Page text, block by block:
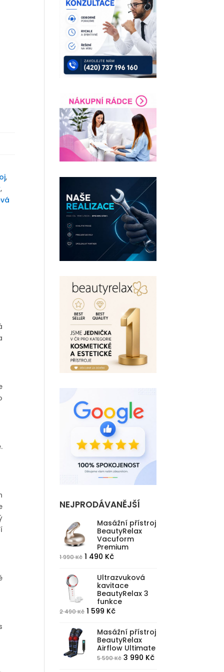
,
,
NEJPRODÁVANĚJŠÍ
Masážní přístroj
BeautyRelax
Vacuform
Premium
1 990Kč Původní
byla:
990 Kč.
1 490 KčAktuální
je:
1
490 Kč.
Ultrazvuková
kavitace
BeautyRelax 3
funkce
2 490Kč Původní
byla:
490 Kč.
1 599 KčAktuální
je:
1
599 Kč.
Masážní přístroj
BeautyRelax
Airflow Ultimate
5 590Kč Původní
3 990 KčAktuální